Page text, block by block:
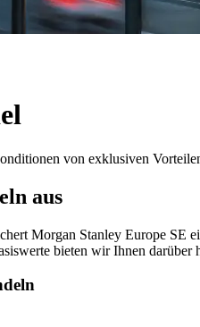
von exklusiven
aus
Morgan Stanley Europe SE
bieten wir Ihnen